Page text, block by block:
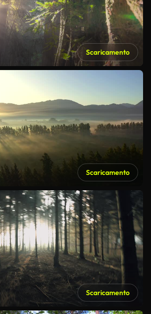
Scaricamento
Scaricamento
Scaricamento